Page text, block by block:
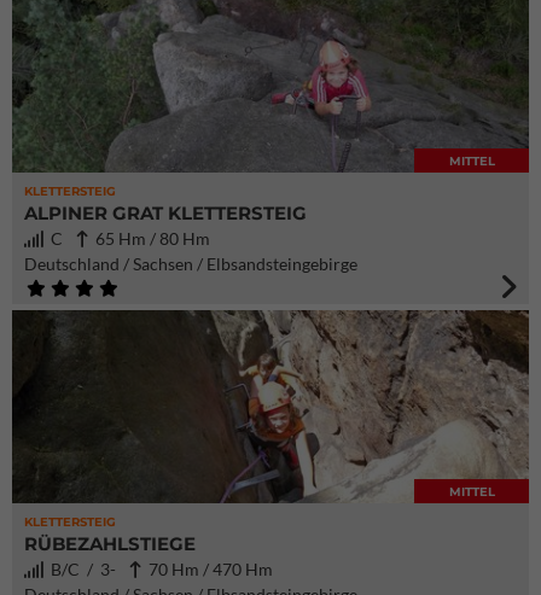
KLETTERSTEIG
MITTEL
ALPINER GRAT KLETTERSTEIG
C
65 Hm / 80 Hm
Deutschland / Sachsen / Elbsandsteingebirge
KLETTERSTEIG
MITTEL
RÜBEZAHLSTIEGE
B/C / 3-
70 Hm / 470 Hm